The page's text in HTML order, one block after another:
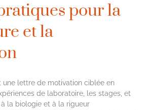
pour la
et la
une lettre de motivation ciblée en
de laboratoire, les stages, et
la biologie et à la rigueur